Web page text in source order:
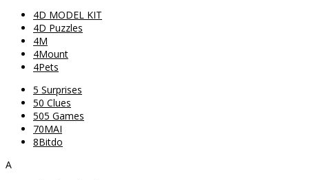
4D MODEL KIT
4D Puzzles
4M
4Mount
4Pets
5 Surprises
50 Clues
505 Games
70MAI
8Bitdo
A